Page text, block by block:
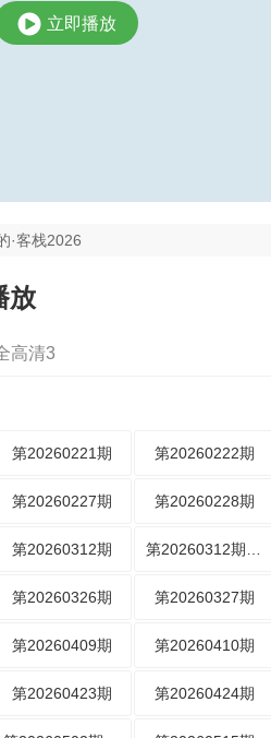
立即播放
·客栈2026
放
高清3
第20260221期 第20260222期
第20260227期 第20260228期
第20260312期
第20260326期 第20260327期
第20260409期 第20260410期
第20260423期 第20260424期